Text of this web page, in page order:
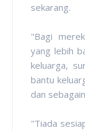
sekarang.
"Bagi
yang lebih
keluarga,
bantu
dan
"Tiada